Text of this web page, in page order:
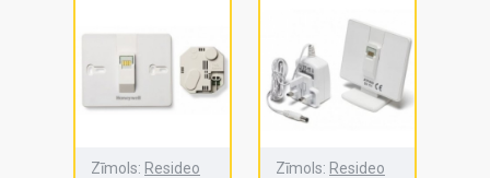
Zīmols: Resideo
Zīmols: Resideo